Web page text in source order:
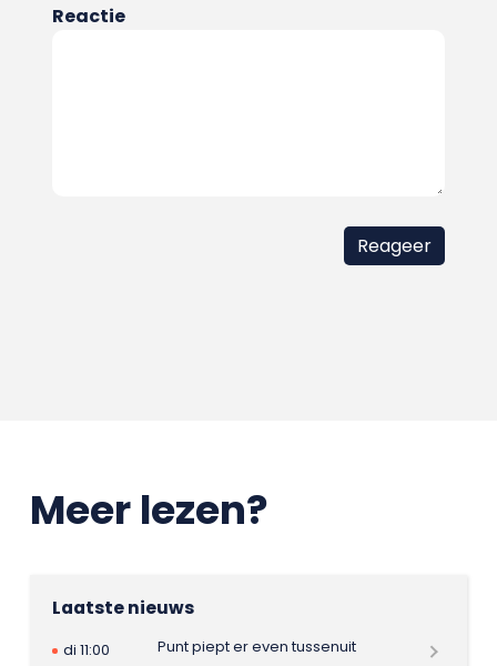
Reactie
Meer lezen?
Laatste nieuws
di 11:00
Punt piept er even tussenuit